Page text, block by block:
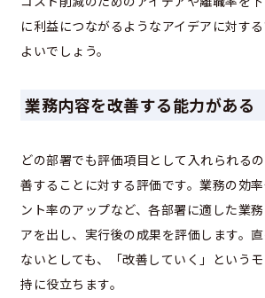
に利益につながるようなアイデアに対す
よいでしょう。
業務内容を改善する能力がある
どの部署でも評価項目として入れられる
善することに対する評価です。業務の効
ント率のアップなど、各部署に適した業
アを出し、実行後の成果を評価します。
ないとしても、「改善していく」という
持に役立ちます。